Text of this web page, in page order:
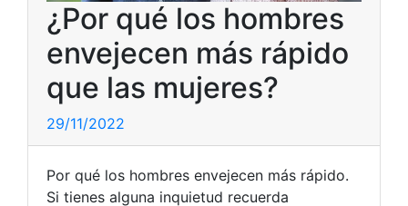
¿Por qué los hombres
envejecen más rápido
que las mujeres?
29/11/2022
Por qué los hombres envejecen más rápido.
Si tienes alguna inquietud recuerda